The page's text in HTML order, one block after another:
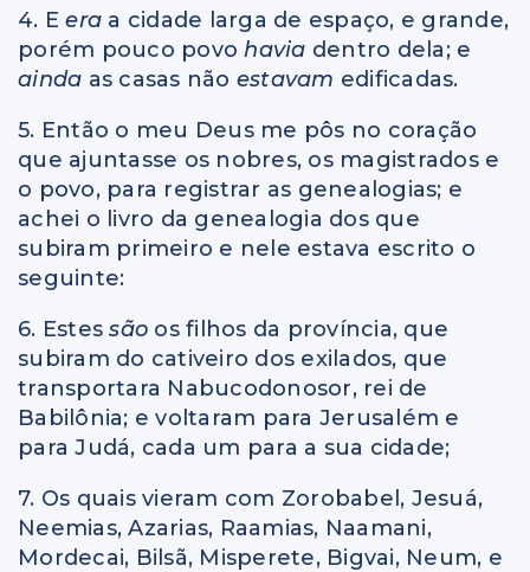
4. Eera a cidade larga de espaço, e grande,
porém pouco povohavia dentro dela; e
ainda as casas não estavam edificadas.
5. Então o meu Deus me pôs no coração
que ajuntasse os nobres, os magistrados e
o povo, para registrar as genealogias; e
achei o livro da genealogia dos que
subiram primeiro e nele estava escrito o
seguinte:
6. Estessão os filhos da província, que
subiram do cativeiro dos exilados, que
transportara Nabucodonosor, rei de
Babilônia; e voltaram para Jerusalém e
para Judá, cada um para a sua cidade;
7. Os quais vieram com Zorobabel, Jesuá,
Neemias, Azarias, Raamias, Naamani,
Mordecai, Bilsã, Misperete, Bigvai, Neum, e